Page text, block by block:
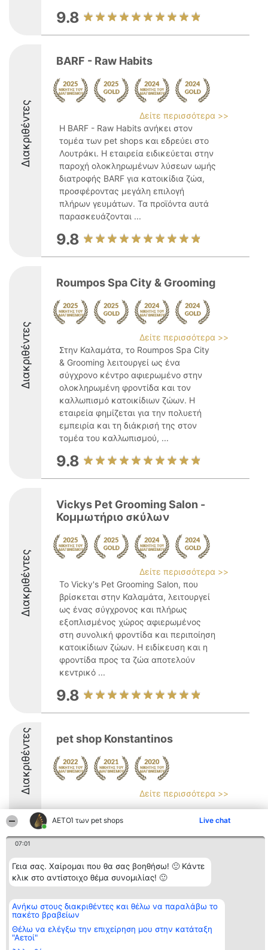
ΑΕΤΟΊ των pet shops Live chat
07:01
Γεια σας. Χαίρομαι που θα σας βοηθήσω! 🙂 Κάντε
κλικ στο αντίστοιχο θέμα συνομιλίας! 🙂
Ανήκω στους διακριθέντες και θέλω να παραλάβω το
πακέτο βραβείων
Θέλω να ελέγξω την επιχείρηση μου στην κατάταξη
"Αετοί"
9.8
Διακριθέντες
BARF - Raw Habits
Δείτε περισσότερα >>
Η BARF - Raw Habits ανήκει στον
τομέα των pet shops και εδρεύει στο
Λουτράκι. Η εταιρεία ειδικεύεται στην
παροχή ολοκληρωμένων λύσεων ωμής
διατροφής BARF για κατοικίδια ζώα,
προσφέροντας μεγάλη επιλογή
πλήρων γευμάτων. Τα προϊόντα αυτά
παρασκευάζονται ...
9.8
Διακριθέντες
Roumpos Spa City & Grooming
Δείτε περισσότερα >>
Στην Καλαμάτα, το Roumpos Spa City
& Grooming λειτουργεί ως ένα
σύγχρονο κέντρο αφιερωμένο στην
ολοκληρωμένη φροντίδα και τον
καλλωπισμό κατοικίδιων ζώων. Η
εταιρεία φημίζεται για την πολυετή
εμπειρία και τη διάκρισή της στον
τομέα του καλλωπισμού, ...
9.8
Διακριθέντες
Vickys Pet Grooming Salon -
Κομμωτήριο σκύλων
Δείτε περισσότερα >>
Το Vicky's Pet Grooming Salon, που
βρίσκεται στην Καλαμάτα, λειτουργεί
ως ένας σύγχρονος και πλήρως
εξοπλισμένος χώρος αφιερωμένος
στη συνολική φροντίδα και περιποίηση
κατοικίδιων ζώων. Η ειδίκευση και η
φροντίδα προς τα ζώα αποτελούν
κεντρικό ...
9.8
Διακριθέντες pet shop Konstantinos
Δείτε περισσότερα >>
Διοργανωτής της
κατάταξης
BEAUTIFUL COMPANY
Μονοπρόσωπη ΙΚΕ
2104128019
email:
aetoi@beautifulcompany.co
Κατάταξη
Διακριθέντες
Λίστα όλων
των
Μεθοδολογία
Όροι &
ΠΟΛΙΤΙΚΗ
Επικοινωνία
Επικοινωνία